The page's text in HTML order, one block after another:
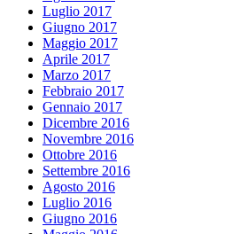
Luglio 2017
Giugno 2017
Maggio 2017
Aprile 2017
Marzo 2017
Febbraio 2017
Gennaio 2017
Dicembre 2016
Novembre 2016
Ottobre 2016
Settembre 2016
Agosto 2016
Luglio 2016
Giugno 2016